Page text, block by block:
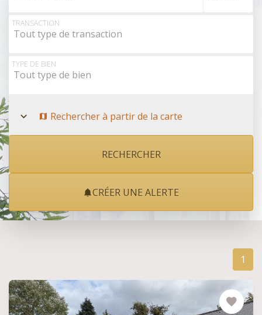
Rechercher à partir de la carte
TRANSACTION
Tout type de transaction
TYPE DE BIEN
Tout type de bien
Rechercher à partir de la carte
CRÉER UNE ALERTE
1